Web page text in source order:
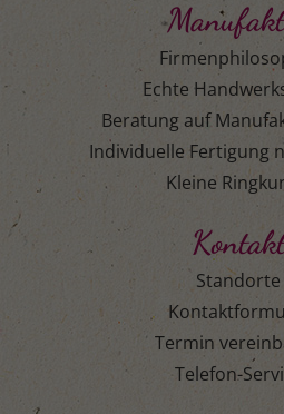
Echte
Beratung auf
Individuelle Fertigung
Kleine
Standorte
Termin
Telefon-